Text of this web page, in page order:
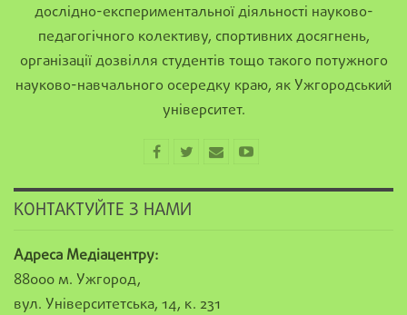
дослідно-експериментальної діяльності науково-
педагогічного колективу, спортивних досягнень,
організації дозвілля студентів тощо такого потужного
науково-навчального осередку краю, як Ужгородський
університет.
КОНТАКТУЙТЕ З НАМИ
Адреса Медіацентру:
88000 м. Ужгород,
вул. Університетська, 14, к. 231